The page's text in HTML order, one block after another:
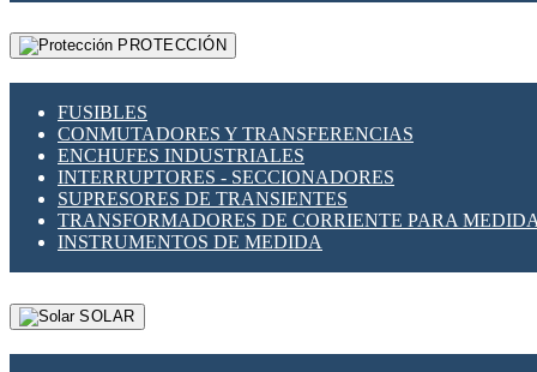
PROTECCIÓN
FUSIBLES
CONMUTADORES Y TRANSFERENCIAS
ENCHUFES INDUSTRIALES
INTERRUPTORES - SECCIONADORES
SUPRESORES DE TRANSIENTES
TRANSFORMADORES DE CORRIENTE PARA
INSTRUMENTOS DE MEDIDA
SOLAR